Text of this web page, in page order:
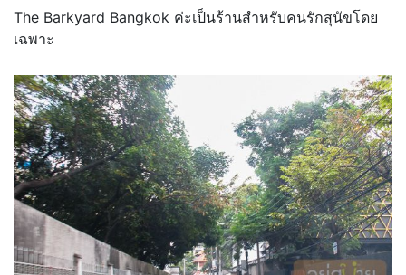
The Barkyard Bangkok ค่ะเป็นร้านสำหรับคนรักสุนัขโดย
เฉพาะ